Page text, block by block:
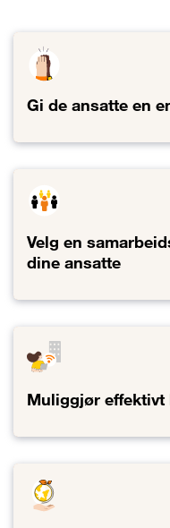
Gi de ansatte en
Velg en
dine ansatte
Muliggjør effektivt